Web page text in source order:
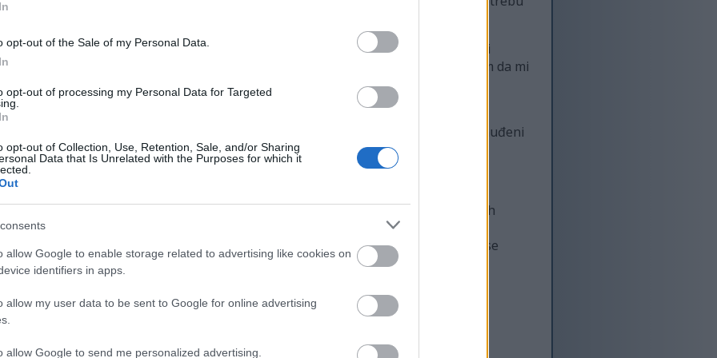
opt-out of the Sale of my Personal Data.
opt-out of processing my Personal Data for Targeted
opt-out of Collection, Use, Retention, Sale, and/or Sharing
Data that Is Unrelated with the Purposes for which it
allow Google to enable storage related to advertising like cookies on
identifiers in apps.
allow my user data to be sent to Google for online advertising
allow Google to send me personalized advertising.
stranica, koji broji broj poseta svakoj stranici na sajtu. Ovaj brojač ne beleži
on samo povećava broj kada se poseta desi. Ne služi nijednoj drugoj svrsi osim da mi
su najpopularnije.
za statistiku i oglašavanje (koje pruža Google), koje mogu obrađivati lične
van moje kontrole. Ako je to zahtevano u vašem području, trebali biste biti ponuđeni
ovo prilikom prvog ulaska na sajt.
informacije budu eksplicitno dostupne ovde:
uključujući Google, koriste kolačiće za prikazivanje oglasa na osnovu prethodnih
ili drugim sajtovima.
za oglašavanje omogućava njemu i njegovim partnerima da prikazuju oglase
poseta ovom sajtu i/ili drugim sajtovima na Internetu.
od personalizovanih oglasa posetom
da se odjave od upotrebe kolačića od strane dobavljača treće strane za
posetom